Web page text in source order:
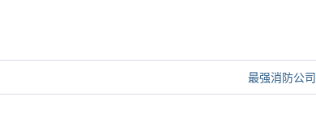
最强消防公司